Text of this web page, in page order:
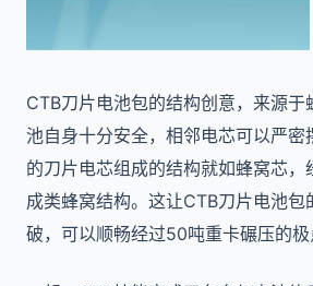
CTB刀片电池包的结构创意，来源于
池自身十分安全，相邻电芯可以严密
的刀片电芯组成的结构就如蜂窝芯，
成类蜂窝结构。这让CTB刀片电池包
破，可以顺畅经过50吨重卡碾压的极